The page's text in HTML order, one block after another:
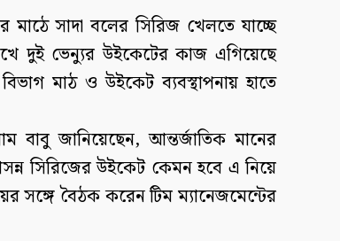
মাঠে সাদা বলের সিরিজ খেলতে যাচ্ছে
দুই ভেন্যুর উইকেটের কাজ এগিয়েছে
মাঠ ও উইকেট ব্যবস্থাপনায় হাতে
বাবু জানিয়েছেন, আন্তর্জাতিক মানের
সিরিজের উইকেট কেমন হবে এ নিয়ে
সঙ্গে বৈঠক করেন টিম ম্যানেজমেন্টের